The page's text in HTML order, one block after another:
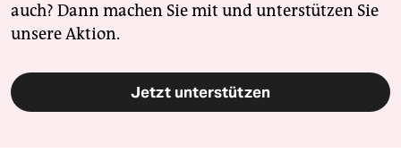
auch? Dann machen Sie mit und unterstützen Sie
unsere Aktion.
Jetzt unterstützen